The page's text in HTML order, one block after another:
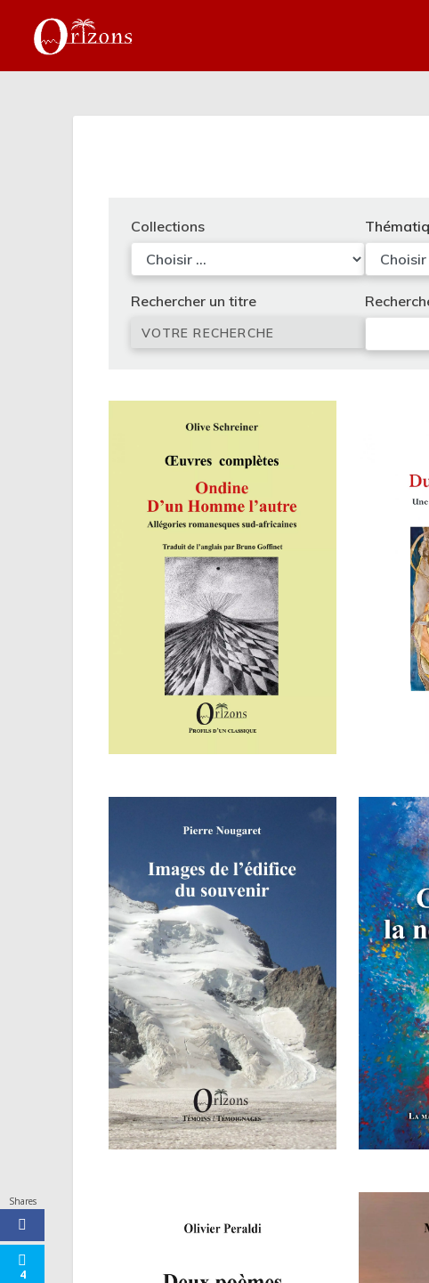
Collections
Rechercher un titre
Shares
4